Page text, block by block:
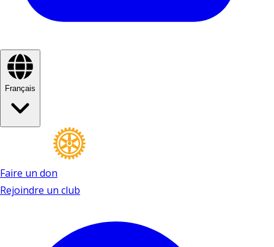
Français
Faire un don
Rejoindre un club